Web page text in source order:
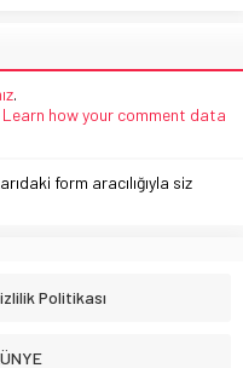
.
Learn how your comment data
form aracılığıyla siz
Politikası